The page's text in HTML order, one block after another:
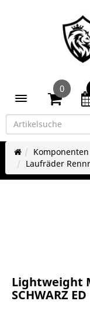
Toggle
0
Komponenten
Laufräder
Lightweight
SCHWARZ ED